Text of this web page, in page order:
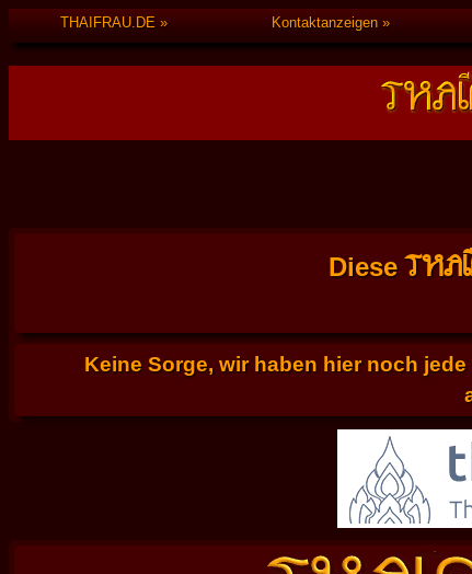
THAIFRAU.DE Kontaktanzeigen
Diese
Keine Sorge, wir haben hier noch